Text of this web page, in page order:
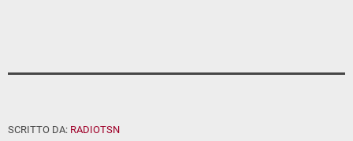
SCRITTO DA: RADIOTSN